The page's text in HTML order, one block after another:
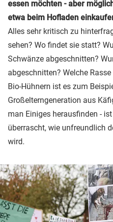
essen möchten - aber
etwa beim Hofladen
Alles sehr kritisch zu
sehen? Wo findet sie statt?
Schwänze abgeschnitten?
abgeschnitten? Welche
Bio-Hühnern ist es zum
Großelterngeneration aus
man Einiges herausfinden -
überrascht, wie unfreundlich
wird.